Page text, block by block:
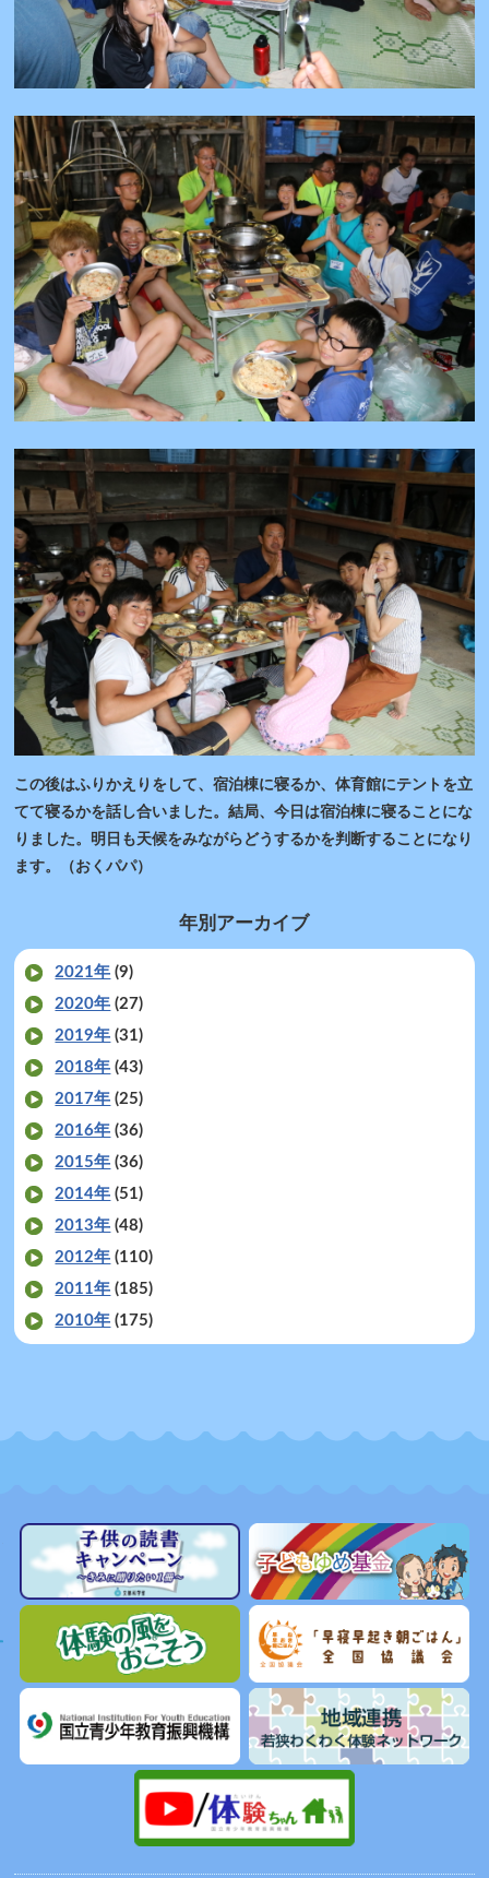
この後はふりかえりをして、宿泊棟に寝るか、体育館にテントを立
てて寝るかを話し合いました。結局、今日は宿泊棟に寝ることにな
りました。明日も天候をみながらどうするかを判断することになり
ます。（おくパパ）
年別アーカイブ
2021年 (9)
2020年 (27)
2019年 (31)
2018年 (43)
2017年 (25)
2016年 (36)
2015年 (36)
2014年 (51)
2013年 (48)
2012年 (110)
2011年 (185)
2010年 (175)